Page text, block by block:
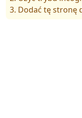
3. Dodać tę stronę